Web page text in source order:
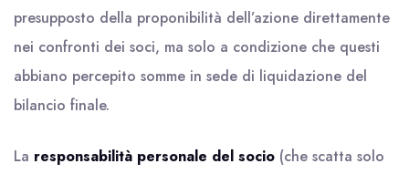
presupposto della proponibilità dell’azione direttamente
nei confronti dei soci, ma solo a condizione che questi
abbiano percepito somme in sede di liquidazione del
bilancio finale.
La responsabilità personale del socio (che scatta solo